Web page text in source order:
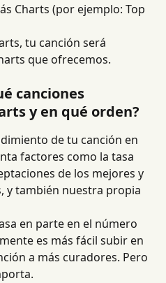
Charts (por ejemplo: Top
tu canción será
que ofrecemos.
canciones
y en qué orden?
de tu canción en
factores como la tasa
de los mejores y
y también nuestra propia
en parte en el número
es más fácil subir en
a más curadores. Pero